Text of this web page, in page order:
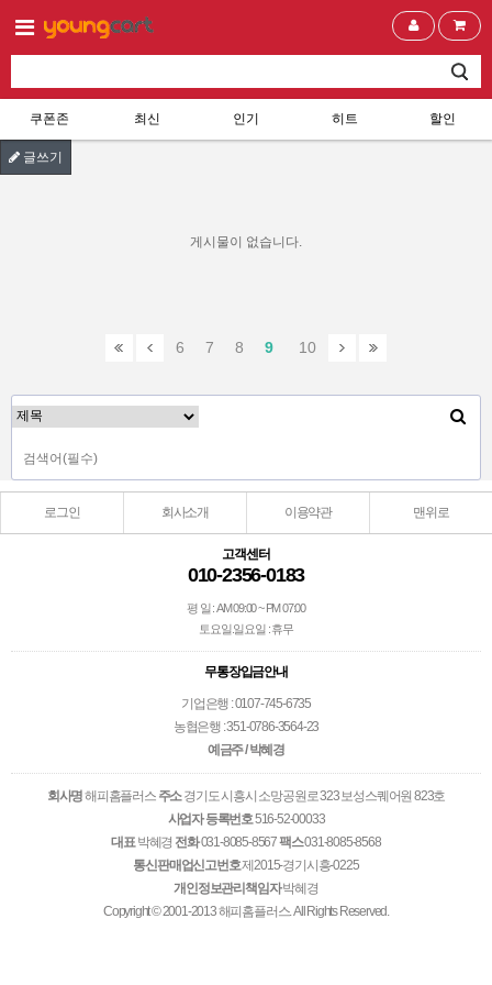
쿠폰존 최신 인기 히트 할인
글쓰기
게시물이 없습니다.
6 7 8 9 10
로그인 회사소개 이용약관 맨위로
고객센터
010-2356-0183
평 일 : AM 09:00 ~ PM 07:00
토요일.일요일 : 휴무
무통장입금안내
기업은행 : 0107-745-6735
농협은행 : 351-0786-3564-23
예금주 / 박혜경
회사명해피홈플러스 주소경기도 시흥시 소망공원로 323 보성스퀘어원 823호
사업자 등록번호516-52-00033
대표 박혜경 전화031-8085-8567팩스031-8085-8568
통신판매업신고번호제2015-경기시흥-0225
개인정보관리책임자박혜경
Copyright © 2001-2013 해피홈플러스. All Rights Reserved.